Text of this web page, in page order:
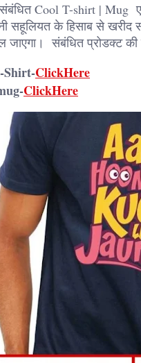
Cool T-shirt | Mug
सहूलियत के हिसाब से खरीद
जाएगा। संबंधित प्रोडक्ट
Shirt-ClickHere
ClickHere